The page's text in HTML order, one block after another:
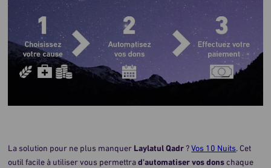
La solution pour ne plus manquer Laylatul Qadr?Vos 10 Nuits. Cet
outil facile à utiliser vous permettrad'automatiser vos donschaque